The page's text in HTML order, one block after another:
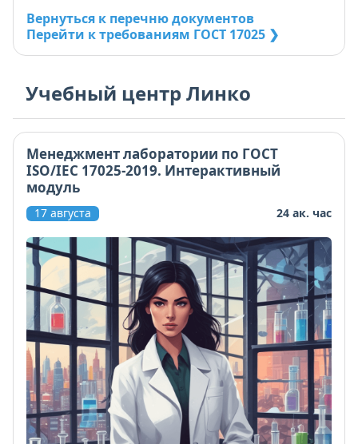
Вернуться к перечню документов
Перейти к требованиям ГОСТ 17025 ❯
Учебный центр Линко
Менеджмент лаборатории по ГОСТ
ISO/IEC 17025-2019. Интерактивный
модуль
17 августа 24 ак. час